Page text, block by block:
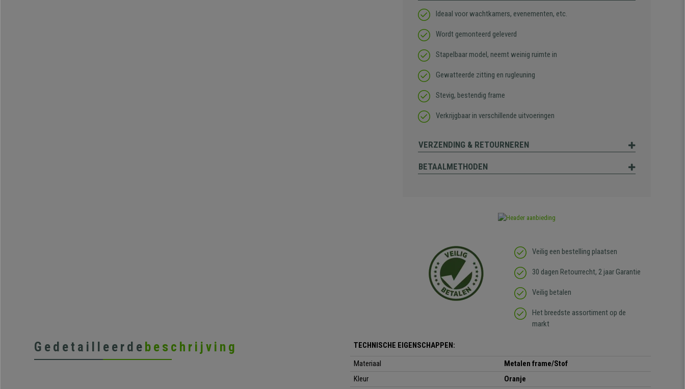
Ideaal voor wachtkamers, evenementen, etc.
Wordt gemonteerd geleverd
Stapelbaar model, neemt weinig ruimte in
Gewatteerde zitting en rugleuning
Stevig, bestendig frame
Verkrijgbaar in verschillende uitvoeringen
VERZENDING & RETOURNEREN
BETAALMETHODEN
Veilig een bestelling plaatsen
30 dagen Retourrecht, 2 jaar Garantie
Veilig betalen
Het breedste assortiment op de
markt
Gedetailleerde beschrijving
TECHNISCHE EIGENSCHAPPEN:
Materiaal
Metalen frame/Stof
Kleur
Oranje